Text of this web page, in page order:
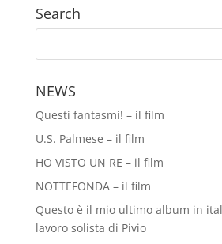
Search
NEWS
Questi fantasmi! – il film
U.S. Palmese – il film
HO VISTO UN RE – il film
NOTTEFONDA – il film
Questo è il mio ultimo album in
lavoro solista di Pivio